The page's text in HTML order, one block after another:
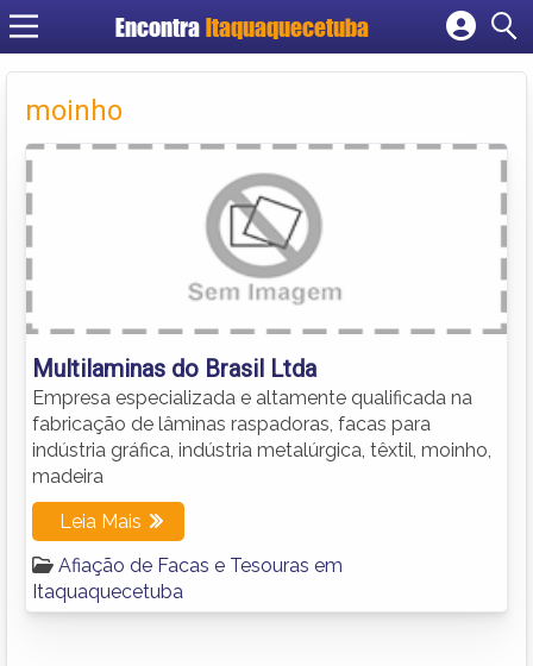
Encontra Itaquaquecetuba
Cadastrar empresa
moinho
Multilaminas do Brasil Ltda
Empresa especializada e altamente qualificada na
fabricação de lâminas raspadoras, facas para
indústria gráfica, indústria metalúrgica, têxtil, moinho,
madeira
Leia Mais
Afiação de Facas e Tesouras em
Itaquaquecetuba